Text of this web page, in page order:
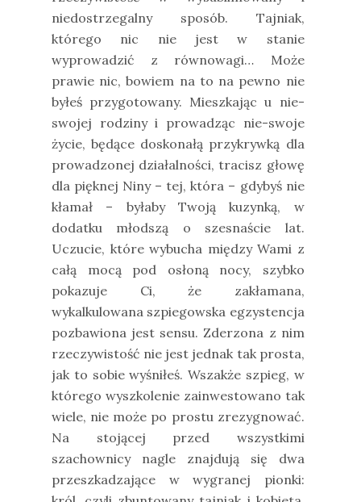
niedostrzegalny sposób. Tajniak,
którego nic nie jest w stanie
wyprowadzić z równowagi… Może
prawie nic, bowiem na to na pewno nie
byłeś przygotowany. Mieszkając u nie-
swojej rodziny i prowadząc nie-swoje
życie, będące doskonałą przykrywką dla
prowadzonej działalności, tracisz głowę
dla pięknej Niny – tej, która – gdybyś nie
kłamał – byłaby Twoją kuzynką, w
dodatku młodszą o szesnaście lat.
Uczucie, które wybucha między Wami z
całą mocą pod osłoną nocy, szybko
pokazuje Ci, że zakłamana,
wykalkulowana szpiegowska egzystencja
pozbawiona jest sensu. Zderzona z nim
rzeczywistość nie jest jednak tak prosta,
jak to sobie wyśniłeś. Wszakże szpieg, w
którego wyszkolenie zainwestowano tak
wiele, nie może po prostu zrezygnować.
Na stojącej przed wszystkimi
szachownicy nagle znajdują się dwa
przeszkadzające w wygranej pionki: